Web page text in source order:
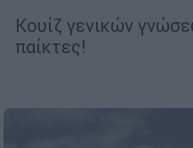
Κουίζ γενικών
παίκτες!